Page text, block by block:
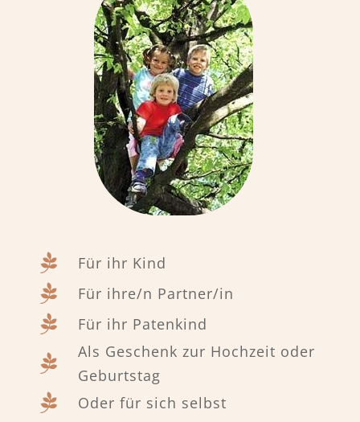
 Für ihr Kind
 Für ihre/n Partner/in
 Für ihr Patenkind

Als Geschenk zur Hochzeit oder
Geburtstag
 Oder für sich selbst